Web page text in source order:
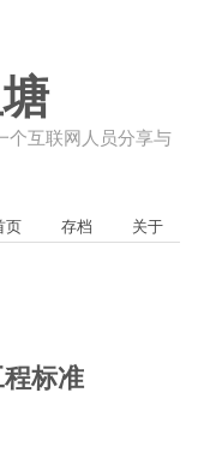
个互联网人员分享与
页 存档 关于
标准